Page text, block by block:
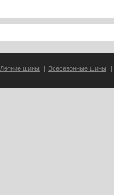
Летние шины | Всесезонные шины |